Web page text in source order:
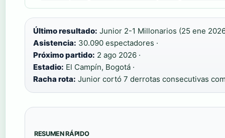
Último resultado: Junior 2-1 Millonarios (25 ene
Asistencia: 30.090 espectadores ·
Próximo partido: 2 ago 2026 ·
Estadio: El Campín, Bogotá ·
Racha rota: Junior cortó 7 derrotas consecutivas
RESUMEN RÁPIDO